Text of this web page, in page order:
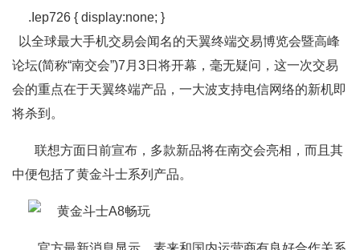
.Iep726 { display:none; }
以全球最大手机交易会闻名的天翼终端交易博览会暨高峰
论坛(简称“南交会”)7月3日将开幕，毫无疑问，这一次交易
会的重点在于天翼终端产品，一大波支持电信网络的新机即
将杀到。
联想方面日前宣布，多款新品将在南交会亮相，而且其
中便包括了黄金斗士系列产品。